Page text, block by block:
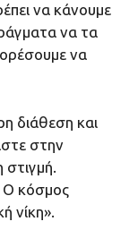
να κάνουμε
να τα
να
διάθεση και
στην
Ο κόσμος
νίκη».